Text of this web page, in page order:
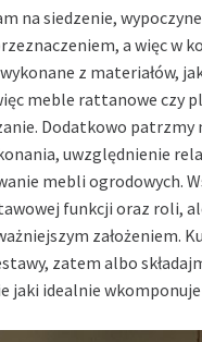
na siedzenie,
a więc w
z materiałów,
meble rattanowe czy
Dodatkowo
uwzględnienie
mebli ogrodowych.
funkcji oraz roli,
założeniem.
zatem albo
jaki idealnie